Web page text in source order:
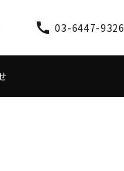
call 03-6447-9326